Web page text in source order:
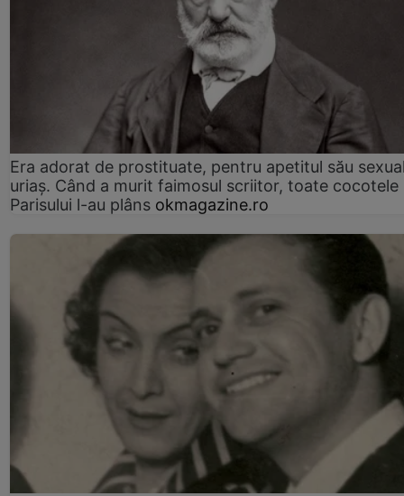
Era adorat de prostituate, pentru apetitul său
uriaș. Când a murit faimosul scriitor, toate cocotele
Parisului l-au plâns okmagazine.ro